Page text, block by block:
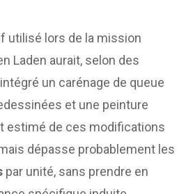
utilisé lors de la mission
Laden aurait, selon des
un carénage de queue
et une peinture
estimé de ces modifications
dépasse probablement les
par unité, sans prendre en